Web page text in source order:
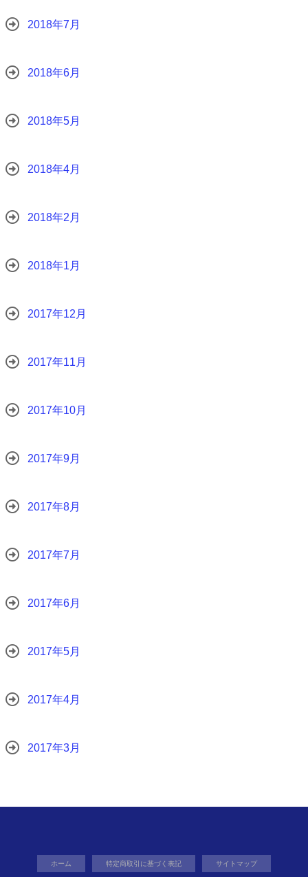
2018年7月
2018年6月
2018年5月
2018年4月
2018年2月
2018年1月
2017年12月
2017年11月
2017年10月
2017年9月
2017年8月
2017年7月
2017年6月
2017年5月
2017年4月
2017年3月
ホーム 特定商取引に基づく表記 サイトマップ